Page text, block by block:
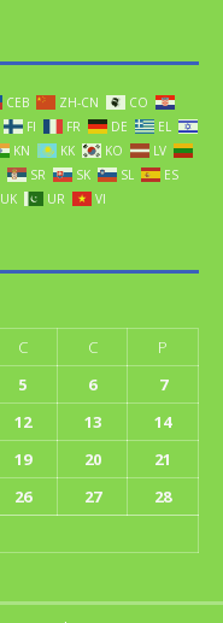
CEB ZH-CN
CO
FI FR DE
EL
KN KK KO
LV
SR SK SL
ES
UK UR VI
C C
P
5 6
7
12 13
14
19 20
21
26 27
28